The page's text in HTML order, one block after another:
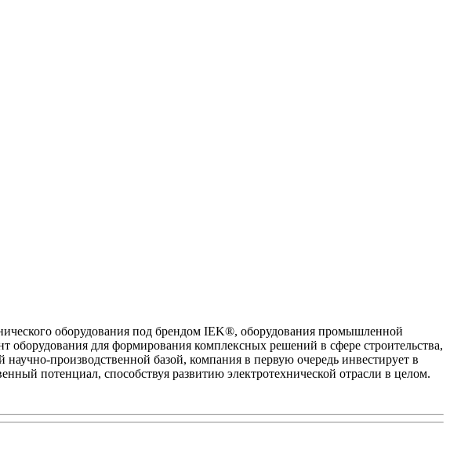
оборудования под брендом IEK®, оборудования промышленной
для формирования комплексных решений в сфере строительства,
производственной базой, компания в первую очередь инвестирует в
потенциал, способствуя развитию электротехнической отрасли в целом.